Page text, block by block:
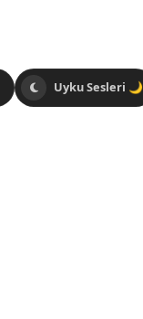
Uyku Sesleri 🌙